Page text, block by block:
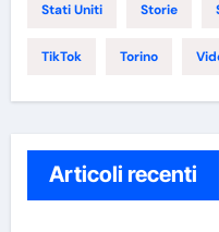
Stati Uniti Storie
TikTok Torino
Articoli recenti